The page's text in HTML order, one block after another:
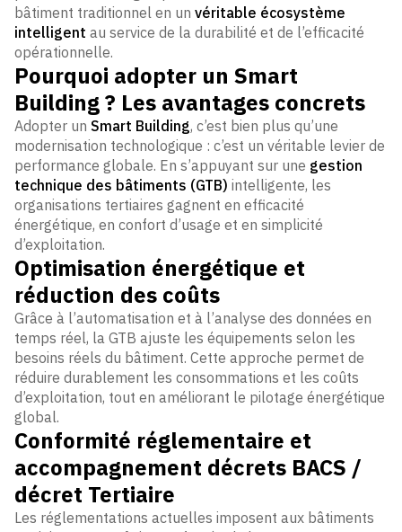
bâtiment traditionnel en un véritable écosystème
intelligent au service de la durabilité et de l’efficacité
opérationnelle.
Pourquoi adopter un Smart
Building ? Les avantages concrets
Adopter un Smart Building, c’est bien plus qu’une
modernisation technologique : c’est un véritable levier de
performance globale. En s’appuyant sur une gestion
technique des bâtiments (GTB) intelligente, les
organisations tertiaires gagnent en efficacité
énergétique, en confort d’usage et en simplicité
d’exploitation.
Optimisation énergétique et
réduction des coûts
Grâce à l’automatisation et à l’analyse des données en
temps réel, la GTB ajuste les équipements selon les
besoins réels du bâtiment. Cette approche permet de
réduire durablement les consommations et les coûts
d’exploitation, tout en améliorant le pilotage énergétique
global.
Conformité réglementaire et
accompagnement décrets BACS /
décret Tertiaire
Les réglementations actuelles imposent aux bâtiments